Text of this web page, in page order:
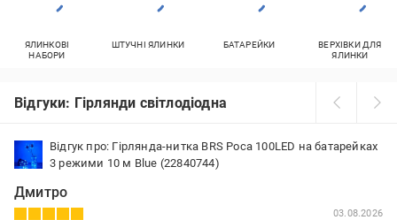
ЯЛИНКОВІ
НАБОРИ
ШТУЧНІ ЯЛИНКИ БАТАРЕЙКИ
ВЕРХІВКИ ДЛЯ
ЯЛИНКИ
Відгуки: Гірлянди світлодіодна
Відгук про: Гірлянда-нитка BRS Роса 100LED на батарейках
3 режими 10 м Blue (22840744)
Дмитро
03.08.2026